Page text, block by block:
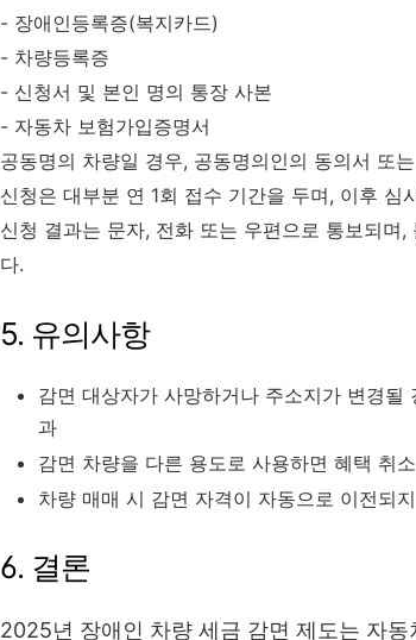
- 장애인등록증(복지카드)
- 차량등록증
- 신청서 및 본인 명의 통장 사본
- 자동차 보험가입증명서
공동명의 차량일 경우, 공동명의인의 동의서 또
신청은 대부분 연 1회 접수 기간을 두며, 이후 심
신청 결과는 문자, 전화 또는 우편으로 통보되며
다.
5. 유의사항
감면 대상자가 사망하거나 주소지가 변경
과
감면 차량을 다른 용도로 사용하면 혜택 취
차량 매매 시 감면 자격이 자동으로 이전되
6. 결론
2025년 장애인 차량 세금 감면 제도는 자